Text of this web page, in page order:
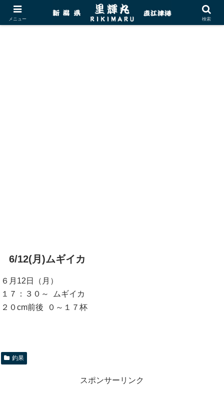
6/12(月)ムギイカ
６月12日（月）
１７：３０～ ムギイカ
２０cm前後 ０～１７杯
釣果
スポンサーリンク
メニュー 検索